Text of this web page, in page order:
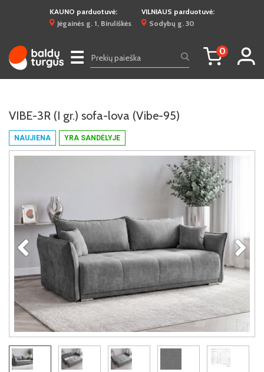
KAUNO parduotuvė:
Jėgainės g. 1, Biruliškės
VILNIAUS parduotuvė:
Sodybų g. 30
☰ 0
NAUJIENA YRA SANDĖLYJE
VIBE-3R (I gr.) sofa-lova (Vibe-95)